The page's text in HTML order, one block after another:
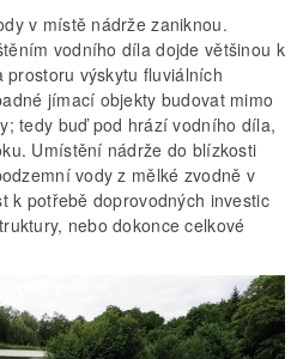
v místě nádrže zaniknou.
vodního díla dojde většinou k
výskytu fluviálních
jímací objekty budovat mimo
tedy buď pod hrází vodního díla,
Umístění nádrže do blízkosti
vody z mělké zvodně v
k potřebě doprovodných investic
nebo dokonce celkové